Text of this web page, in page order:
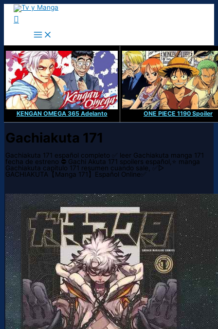
Ir
contenido
Buscar
KENGAN OMEGA 365 Adelanto ONE PIECE 1190 Spoiler
Gachiakuta 171
Gachiakuta 171 español completo ✅ leer Gachiakuta manga 171
fecha de estreno ⛔ Gachi Akuta 171 spoilers español,⭐ manga
Gachiakuta capitulo 171 resumen cuando sale, ✅▷
GACHIAKUTA【Manga 171】Español Online✅